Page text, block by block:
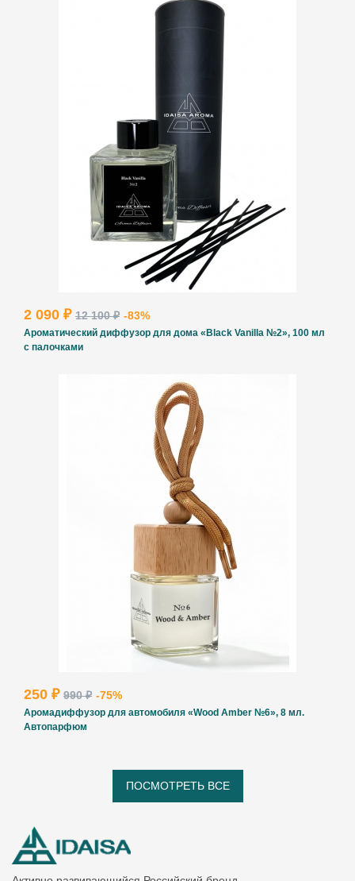
2 090 ₽ 12 100 ₽ -83%
Ароматический диффузор для дома «Black Vanilla №2», 100 мл
с палочками
250 ₽ 990 ₽ -75%
Аромадиффузор для автомобиля «Wood Amber №6», 8 мл.
Автопарфюм
ПОСМОТРЕТЬ ВСЕ